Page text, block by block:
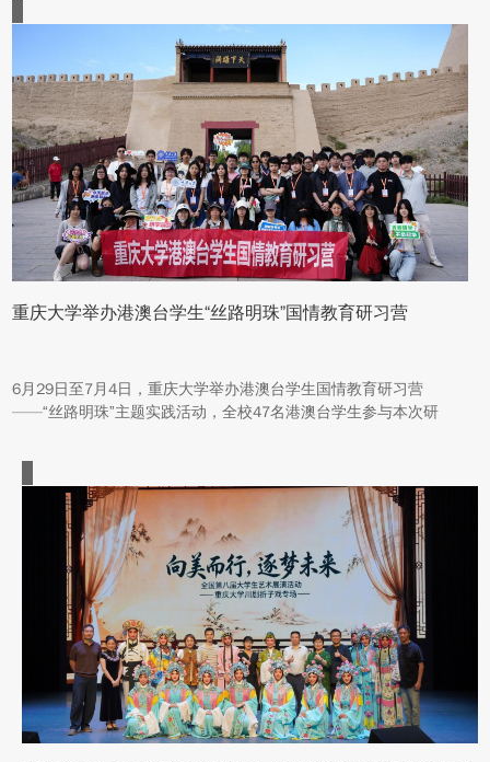
职能负责人、教师代表及来华留学生代表共同参与。
重庆大学举办港澳台学生“丝路明珠”国情教育研习营
6月29日至7月4日，重庆大学举办港澳台学生国情教育研习营
——“丝路明珠”主题实践活动，全校47名港澳台学生参与本次研
多地实地走访，深入了解国家在丝路文明传承、世界文化遗产保
护、西北地质生态治理等方面的建设成就与发展路径。